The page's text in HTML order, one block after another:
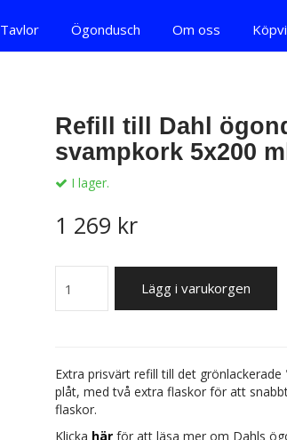
Refill till Dahl
svampkork 5x200 ml
I lager.
1 269 kr
Lägg i varukorgen
Extra prisvärt refill till det
plåt, med två extra flaskor för att
flaskor.
Klicka här för att läsa mer om Dahls
Tavlor Ögondusch Om oss